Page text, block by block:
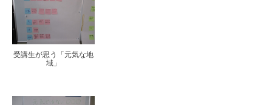
受講生が思う「元気な地
域」